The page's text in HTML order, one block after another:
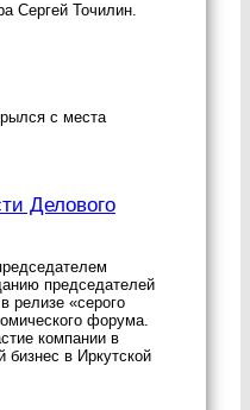
Сергей Точилин.
с места
Делового
председателей
релизе «серого
форума.
компании в
бизнес в Иркутской